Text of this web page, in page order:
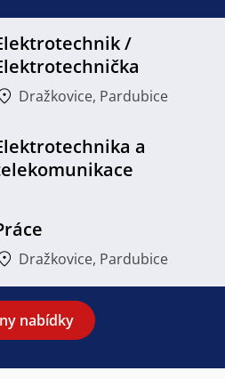
/
Dražkovice, Pardubice
a
Dražkovice, Pardubice
nabídky